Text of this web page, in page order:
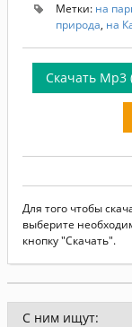
Метки: на
природа, на
Скачать Mp3
Для того чтобы
выберите
кнопку "Скачать".
С ним ищут: